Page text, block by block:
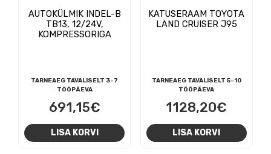
AUTOKÜLMIK INDEL-B
TB13, 12/24V,
KOMPRESSORIGA
TARNEAEG TAVALISELT 3-7
TÖÖPÄEVA
691,15€
LISA KORVI
KATUSERAAM TOYOTA
LAND CRUISER J95
TARNEAEG TAVALISELT 5-10
TÖÖPÄEVA
1128,20€
LISA KORVI